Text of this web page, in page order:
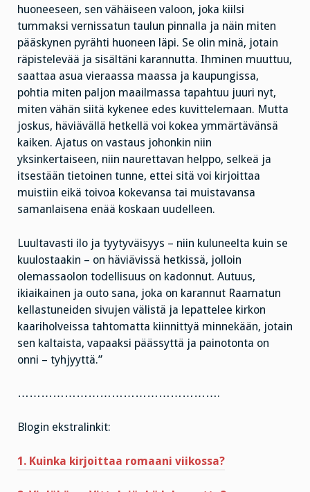
huoneeseen, sen vähäiseen valoon, joka kiilsi
tummaksi vernissatun taulun pinnalla ja näin miten
pääskynen pyrähti huoneen läpi. Se olin minä, jotain
räpistelevää ja sisältäni karannutta. Ihminen muuttuu,
saattaa asua vieraassa maassa ja kaupungissa,
pohtia miten paljon maailmassa tapahtuu juuri nyt,
miten vähän siitä kykenee edes kuvittelemaan. Mutta
joskus, häviävällä hetkellä voi kokea ymmärtävänsä
kaiken. Ajatus on vastaus johonkin niin
yksinkertaiseen, niin naurettavan helppo, selkeä ja
itsestään tietoinen tunne, ettei sitä voi kirjoittaa
muistiin eikä toivoa kokevansa tai muistavansa
samanlaisena enää koskaan uudelleen.
Luultavasti ilo ja tyytyväisyys – niin kuluneelta kuin se
kuulostaakin – on häviävissä hetkissä, jolloin
olemassaolon todellisuus on kadonnut. Autuus,
ikiaikainen ja outo sana, joka on karannut Raamatun
kellastuneiden sivujen välistä ja lepattelee kirkon
kaariholveissa tahtomatta kiinnittyä minnekään, jotain
sen kaltaista, vapaaksi päässyttä ja painotonta on
onni – tyhjyyttä.”
…………………………………………….
Blogin ekstralinkit:
1. Kuinka kirjoittaa romaani viikossa?